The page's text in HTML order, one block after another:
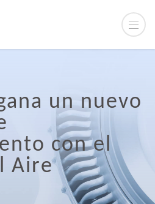
un nuevo
con el
Aire